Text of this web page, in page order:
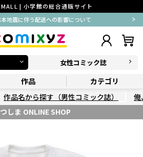
| 小学館の総合通販サイト
地震に伴う配送への影響について
女性コミック誌
作品
カテゴリ
作品名から探す（男性コミック誌）
俺
しま ONLINE SHOP